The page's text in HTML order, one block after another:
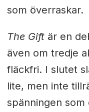
som överraskar.
The Giftär en
även om tredje
fläckfri. I slutet
lite, men inte
spänningen